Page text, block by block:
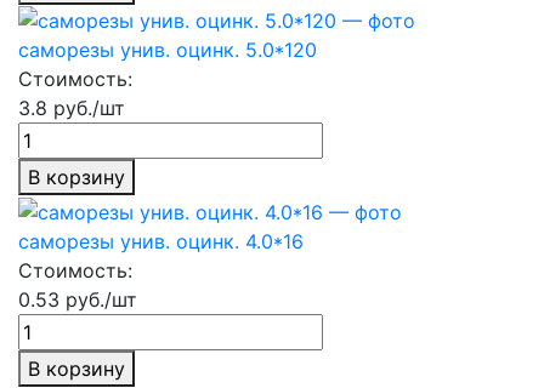
саморезы унив. оцинк. 5.0*120
Стоимость:
3.8 руб./шт
В корзину
саморезы унив. оцинк. 4.0*16
Стоимость:
0.53 руб./шт
В корзину